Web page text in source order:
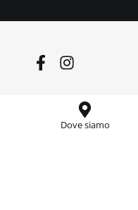
Dove siamo